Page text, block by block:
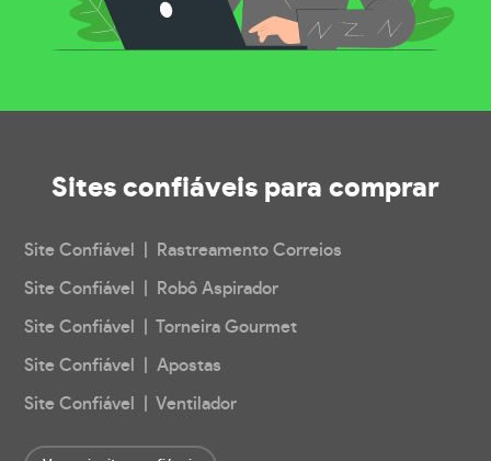
Sites confiáveis para comprar
Site Confiável | Rastreamento Correios
Site Confiável | Robô Aspirador
Site Confiável | Torneira Gourmet
Site Confiável | Apostas
Site Confiável | Ventilador